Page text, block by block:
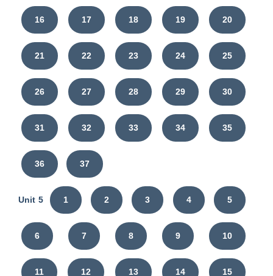
16 17 18 19 20
21 22 23 24 25
26 27 28 29 30
31 32 33 34 35
36 37
Unit 5 1 2 3 4 5
6 7 8 9 10
11 12 13 14 15